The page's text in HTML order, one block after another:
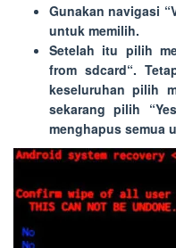
Gunakan navigasi “
untuk memilih.
Setelah itu pilih
from sdcard“.
keseluruhan pilih
sekarang pilih “
menghapus semua